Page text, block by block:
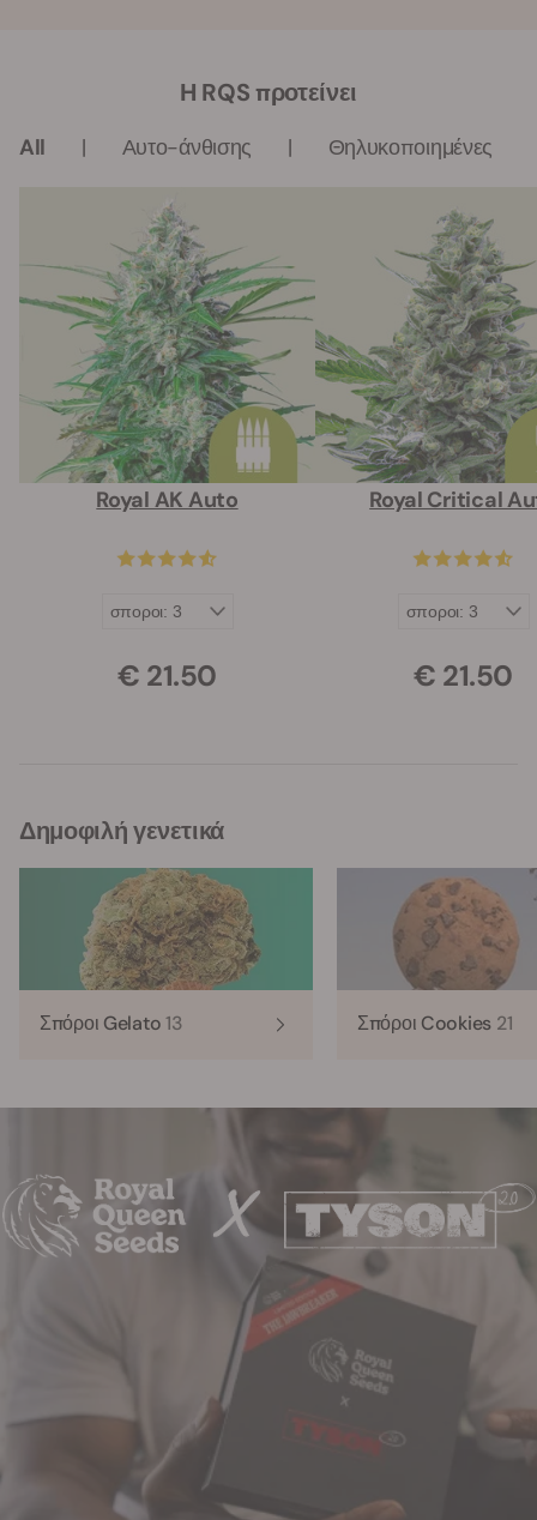
Η RQS προτείνει
All Αυτο-άνθισης Θηλυκοποιημένες
Royal AK Auto
€ 21.50
Royal Critical
€ 21.50
Δημοφιλή γενετικά
Σπόροι Gelato13 Σπόροι Cookies 21